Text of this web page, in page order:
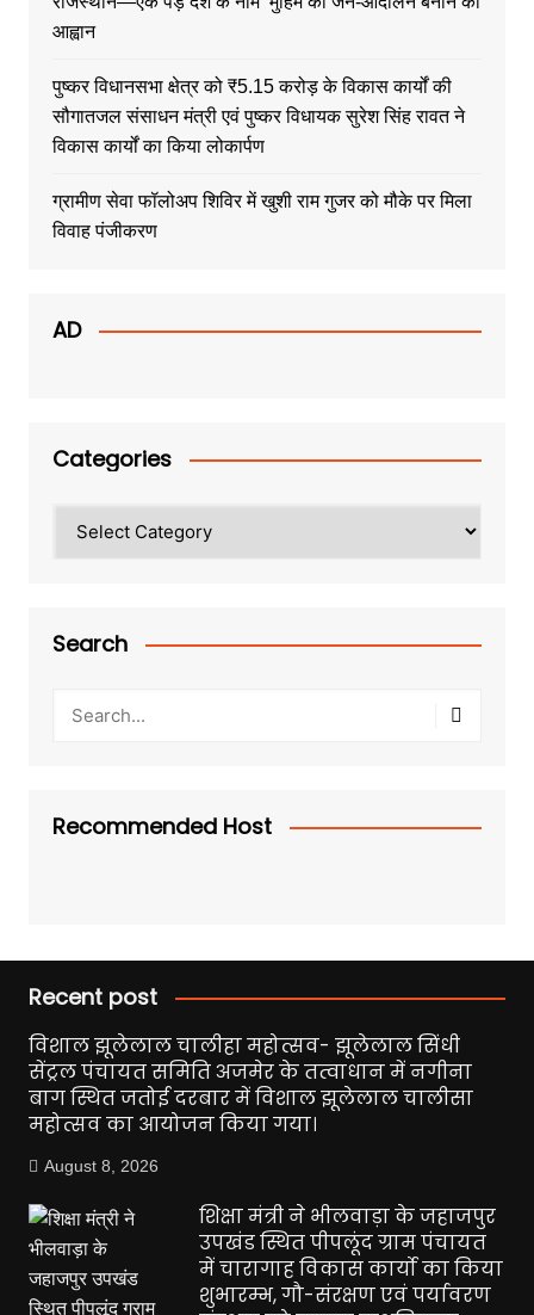
आह्वान
पुष्कर विधानसभा क्षेत्र को ₹5.15 करोड़ के विकास कार्यों की
सौगातजल संसाधन मंत्री एवं पुष्कर विधायक सुरेश सिंह रावत ने
विकास कार्यों का किया लोकार्पण
ग्रामीण सेवा फॉलोअप शिविर में खुशी राम गुजर को मौके पर मिला
विवाह पंजीकरण
AD
Categories
Search
Recommended Host
Recent post
विशाल झूलेलाल चालीहा महोत्सव- झूलेलाल सिंधी
सेंट्रल पंचायत समिति अजमेर के तत्वाधान में नगीना
बाग स्थित जतोई दरबार में विशाल झूलेलाल चालीसा
महोत्सव का आयोजन किया गया।
August 8, 2026
शिक्षा मंत्री ने भीलवाड़ा के जहाजपुर
उपखंड स्थित पीपलूंद ग्राम पंचायत
में चारागाह विकास कार्यो का किया
शुभारम्भ, गौ-संरक्षण एवं पर्यावरण